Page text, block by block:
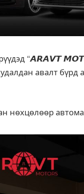
“𝘼𝙍𝘼𝙑𝙏
авалт бүрд
нөхцөлөөр